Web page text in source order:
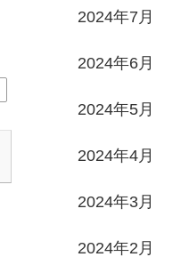
2024年7月
2024年6月
2024年5月
2024年4月
2024年3月
2024年2月